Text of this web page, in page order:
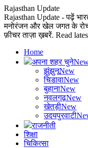
Rajasthan Update
Rajasthan Update - पढ़ें
मनोरंजन और खेल जगत के
फ़ीचर ताज़ा ख़बरें. Read
Home
अपना शहर चुने
झुंझुनूNew
चिडावाNew
बुहानाNew
नवलगढ़New
खेतड़ीNew
उदयपुरवाटी
राजनीती
शिक्षा
चिकित्सा